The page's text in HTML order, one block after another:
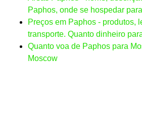
Paphos, onde se hospedar
Preços em Paphos - produtos,
transporte. Quanto dinheiro
Quanto voa de Paphos para
Moscow